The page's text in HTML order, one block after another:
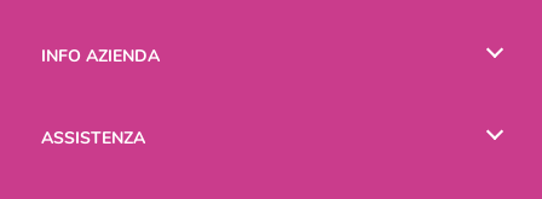
INFO AZIENDA
ASSISTENZA